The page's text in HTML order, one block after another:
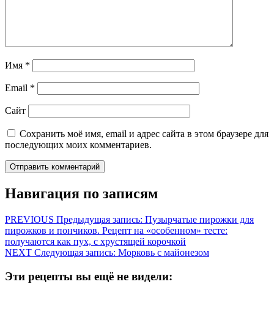
Имя *
Email *
Сайт
Сохранить моё имя, email и адрес сайта в этом браузере для
последующих моих комментариев.
Навигация по записям
PREVIOUS Предыдущая запись: Пузырчатые пирожки для
пирожков и пончиков. Рецепт на «особенном» тесте:
получаются как пух, с хрустящей корочкой
NEXT Следующая запись: Морковь с майонезом
Эти рецепты вы ещё не видели: